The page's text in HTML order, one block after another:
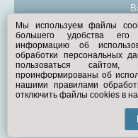
©
Мы используем файлы
большего удобства его
информацию об
обработки персональных
пользоваться
проинформированы об
нашими правилами
отключить файлы cookies в